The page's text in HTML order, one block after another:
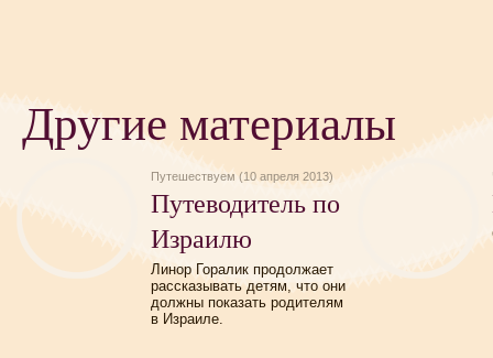
Другие материалы
Путешествуем (10 апреля 2013)
Путеводитель по
Израилю
Линор Горалик продолжает
рассказывать детям, что они
должны показать родителям
в Израиле.